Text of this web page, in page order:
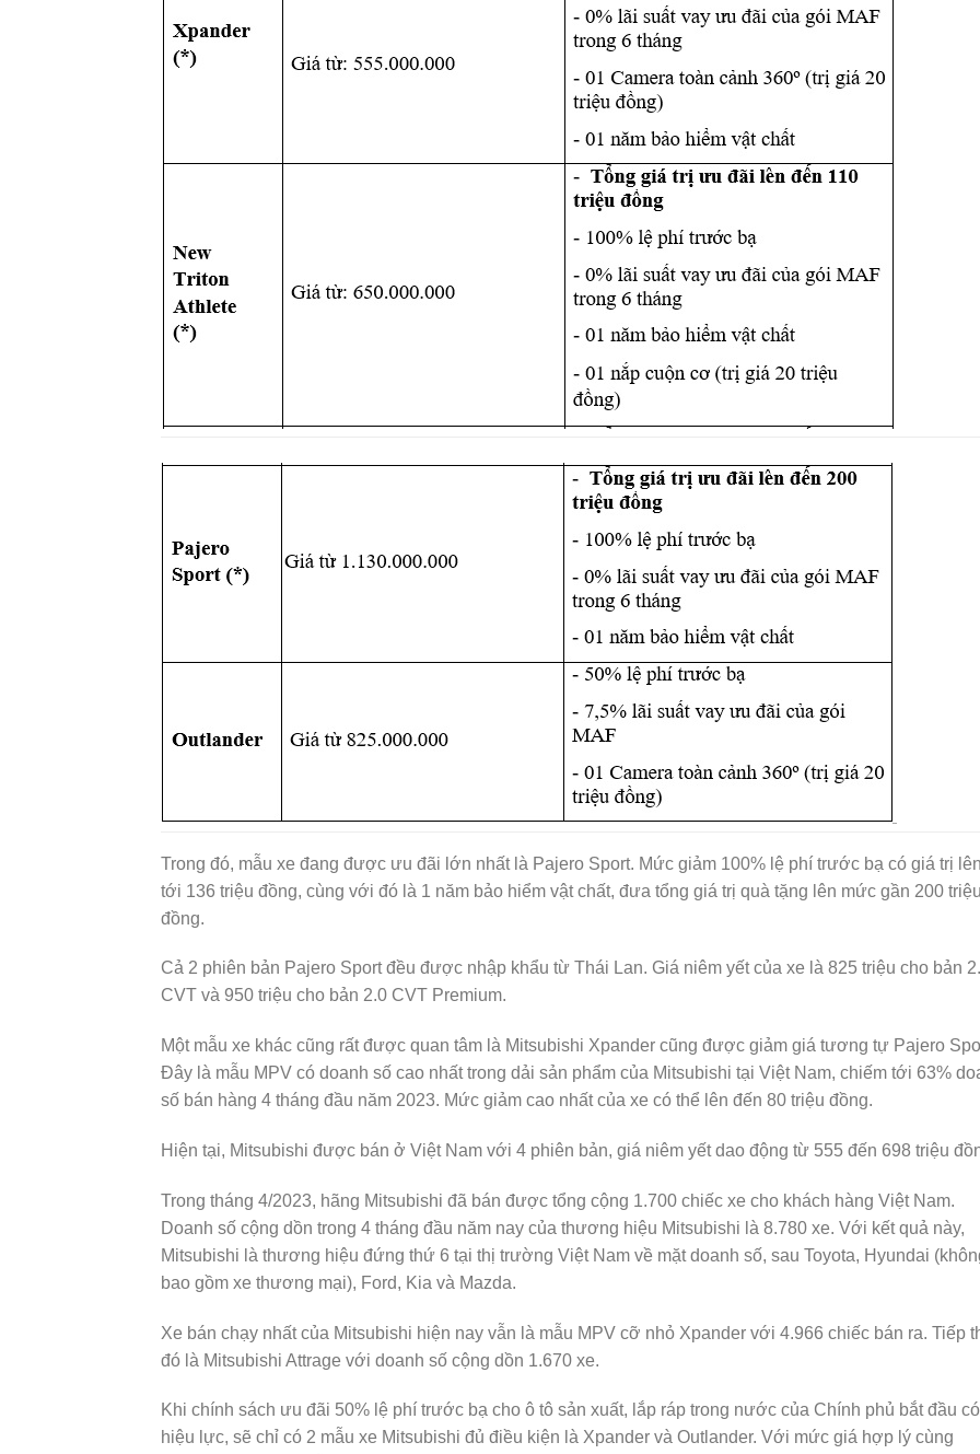
Trong đó, mẫu xe đang được ưu đãi lớn nhất là Pajero Sport. Mức giảm 100% lệ phí trước bạ có giá trị lên
tới 136 triệu đồng, cùng với đó là 1 năm bảo hiểm vật chất, đưa tổng giá trị quà tặng lên mức gần 200 triệu
đồng.
Cả 2 phiên bản Pajero Sport đều được nhập khẩu từ Thái Lan. Giá niêm yết của xe là 825 triệu cho bản
CVT và 950 triệu cho bản 2.0 CVT Premium.
Một mẫu xe khác cũng rất được quan tâm là Mitsubishi Xpander cũng được giảm giá tương tự Pajero
Đây là mẫu MPV có doanh số cao nhất trong dải sản phẩm của Mitsubishi tại Việt Nam, chiếm tới 63%
số bán hàng 4 tháng đầu năm 2023. Mức giảm cao nhất của xe có thể lên đến 80 triệu đồng.
Hiện tại, Mitsubishi được bán ở Việt Nam với 4 phiên bản, giá niêm yết dao động từ 555 đến 698 triệu
Trong tháng 4/2023, hãng Mitsubishi đã bán được tổng cộng 1.700 chiếc xe cho khách hàng Việt Nam.
Doanh số cộng dồn trong 4 tháng đầu năm nay của thương hiệu Mitsubishi là 8.780 xe. Với kết quả này,
Mitsubishi là thương hiệu đứng thứ 6 tại thị trường Việt Nam về mặt doanh số, sau Toyota, Hyundai
bao gồm xe thương mại), Ford, Kia và Mazda.
Xe bán chạy nhất của Mitsubishi hiện nay vẫn là mẫu MPV cỡ nhỏ Xpander với 4.966 chiếc bán ra. Tiếp
đó là Mitsubishi Attrage với doanh số cộng dồn 1.670 xe.
Khi chính sách ưu đãi 50% lệ phí trước bạ cho ô tô sản xuất, lắp ráp trong nước của Chính phủ bắt đầu có
hiệu lực, sẽ chỉ có 2 mẫu xe Mitsubishi đủ điều kiện là Xpander và Outlander. Với mức giá hợp lý cùng